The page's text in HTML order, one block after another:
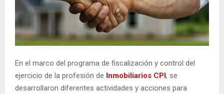
En el marco del programa de fiscalización y control del
ejercicio de la profesión de Inmobiliarios CPI, se
desarrollaron diferentes actividades y acciones para